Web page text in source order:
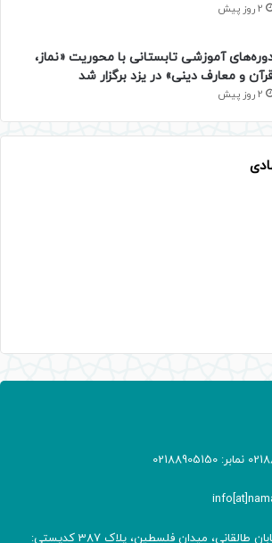
2 روز پیش
آموزشی تابستانی با محوریت «نماز،
و معارف دینی» در یزد برگزار شد
2 روز پیش
آدرس: پسـتی تهران، خیابان طالقانی، میدان فلسطین، پلاک 387 کدپستی: